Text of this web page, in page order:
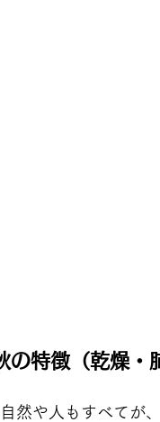
特徴（乾燥・
然や人もすべてが